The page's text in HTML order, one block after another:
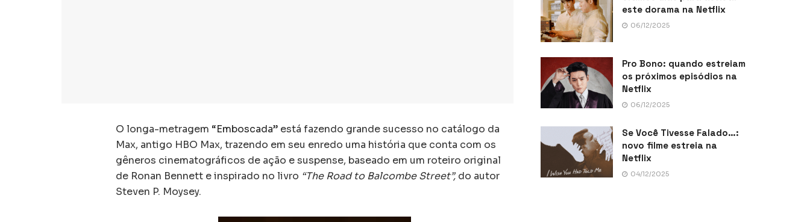
O longa-metragem “Emboscada” está fazendo grande sucesso no catálogo da
Max, antigo HBO Max, trazendo em seu enredo uma história que conta com os
gêneros cinematográficos de ação e suspense, baseado em um roteiro original
de Ronan Bennett e inspirado no livro “The Road to Balcombe Street”, do autor
Steven P. Moysey.
este dorama na Netflix
06/12/2025
Pro Bono: quando estreiam
os próximos episódios na
Netflix
06/12/2025
Se Você Tivesse Falado…:
novo filme estreia na
Netflix
04/12/2025